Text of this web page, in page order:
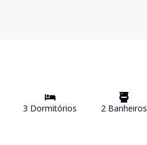
3 Dormitórios 2Banheiros